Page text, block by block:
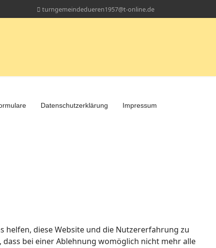
turngemeindedueren1957@t-online.de
Datenschutzerklärung Impressum
helfen, diese Website und die Nutzererfahrung zu
dass bei einer Ablehnung womöglich nicht mehr alle